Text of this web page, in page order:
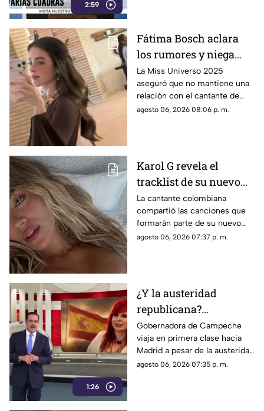
2:59
Fátima Bosch aclara
los rumores y niega
tener un romance con
Natanael Cano
La Miss Universo 2025
aseguró que no mantiene una
relación con el cantante de
corridos tumbados.
agosto 06, 2026 08:06 p. m.
Karol G revela el
tracklist de su nuevo
álbum antes de su
lanzamiento; esta es la
lista completa
La cantante colombiana
compartió las canciones que
formarán parte de su nuevo
material de estudio,
agosto 06, 2026 07:37 p. m.
1:26
¿Y la austeridad
republicana?
Gobernadora Layda
Sansores viaja en
primera clase hacia
Madrid
Gobernadora de Campeche
viaja en primera clase hacia
Madrid a pesar de la austeridad
republicana.
agosto 06, 2026 07:35 p. m.